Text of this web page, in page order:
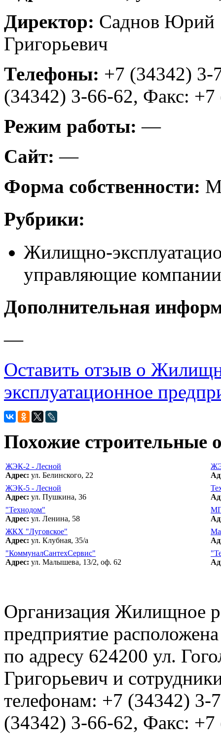
Директор: Саднов Юрий
Григорьевич
Телефоны: +7 (34342) 3-
(34342) 3-66-62, Факс:
Режим работы:—
Сайт:—
Форма собственности:
Рубрики:
Жилищно-
управляющие
Дополнительная
—
Оставить отзыв о
эксплуатационное
Похожие строительные
ЖЭК-2 - Лесной
Адрес: ул. Белинского, 22
ЖЭК-5 - Лесной
Адрес: ул. Пушкина, 36
"Технодом"
Адрес: ул. Ленина, 58
ЖКХ "Луговское"
Адрес: ул. Клубная, 35/а
"КоммуналСантехСервис"
Адрес: ул. Малышева, 13/2, оф. 62
Организация Жилищное
предприятие
по адресу 624200 ул.
Григорьевич и
телефонам: +7 (34342) 3-
(34342) 3-66-62, Факс: